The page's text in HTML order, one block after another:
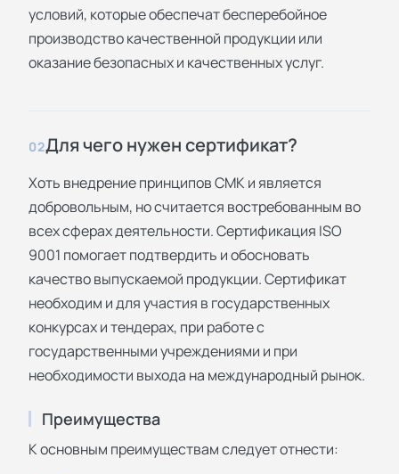
условий, которые обеспечат бесперебойное
производство качественной продукции или
оказание безопасных и качественных услуг.
02Для чего нужен сертификат?
Хоть внедрение принципов СМК и является
добровольным, но считается востребованным во
всех сферах деятельности. Сертификация ISO
9001 помогает подтвердить и обосновать
качество выпускаемой продукции. Сертификат
необходим и для участия в государственных
конкурсах и тендерах, при работе с
государственными учреждениями и при
необходимости выхода на международный рынок.
Преимущества
К основным преимуществам следует отнести: